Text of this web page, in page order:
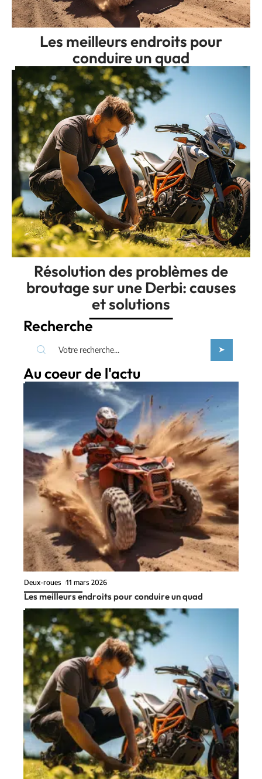
Les meilleurs endroits pour
conduire un quad
Résolution des problèmes de
broutage sur une Derbi: causes
et solutions
Recherche
Au coeur de l'actu
Deux-roues 11 mars 2026
Les meilleurs endroits pour conduire un quad